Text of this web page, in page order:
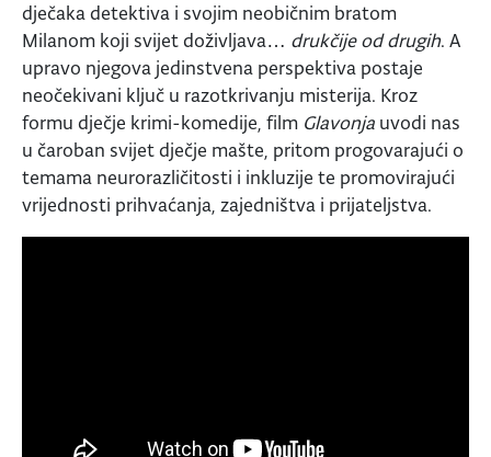
dječaka detektiva i svojim neobičnim bratom
Milanom koji svijet doživljava… drukčije od drugih. A
upravo njegova jedinstvena perspektiva postaje
neočekivani ključ u razotkrivanju misterija. Kroz
formu dječje krimi-komedije, film Glavonja uvodi nas
u čaroban svijet dječje mašte, pritom progovarajući o
temama neurorazličitosti i inkluzije te promovirajući
vrijednosti prihvaćanja, zajedništva i prijateljstva.